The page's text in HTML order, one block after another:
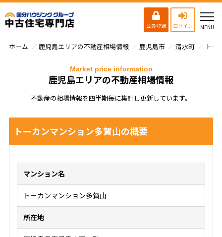
会員登録 ログイン
ホーム 鹿児島エリアの不動産相場情報 鹿児島市 清水町 トー
鹿児島エリアの不動産相場情報
Market price information
不動産の相場情報を四半期毎に集計し更新しています。
トーカンマンション多賀山の概要
マンション名
トーカンマンション多賀山
所在地